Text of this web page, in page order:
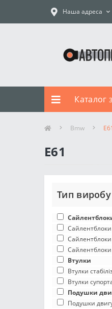
Наша адреса
Каталог
Bmw
E61
Тип виробу
Втулки
Втулки
Втулки
Подушки
Подушки